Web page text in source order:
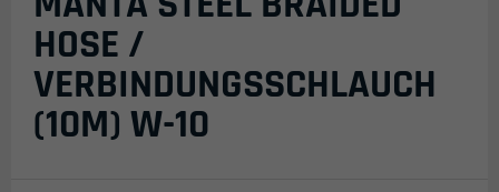
HOSE /
VERBINDUNGSSCHLAUCH
(10M) W-10